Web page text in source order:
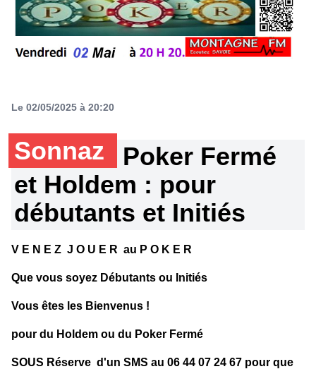
Le 02/05/2025 à 20:20
Sonnaz
Poker Fermé
et Holdem : pour
débutants et Initiés
V E N E Z J O U E R au P O K E R
Que vous soyez Débutants ou Initiés
Vous êtes les Bienvenus !
pour du Holdem ou du Poker Fermé
SOUS Réserve d'un SMS au 06 44 07 24 67 pour que